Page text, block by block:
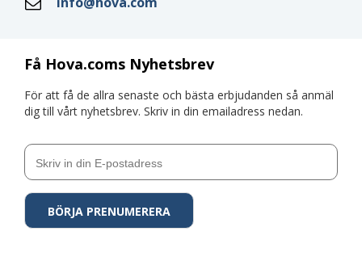
Få Hova.coms Nyhetsbrev
För att få de allra senaste och bästa erbjudanden så anmäl
dig till vårt nyhetsbrev. Skriv in din emailadress nedan.